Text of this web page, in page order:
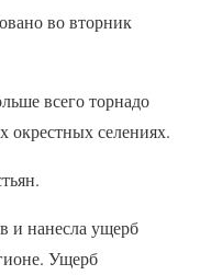
во вторник
всего торнадо
окрестных селениях.
и нанесла ущерб
Ущерб